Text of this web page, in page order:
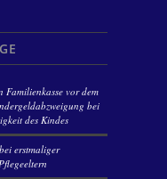
Familienkasse vor dem
bei
des Kindes
erstmaliger